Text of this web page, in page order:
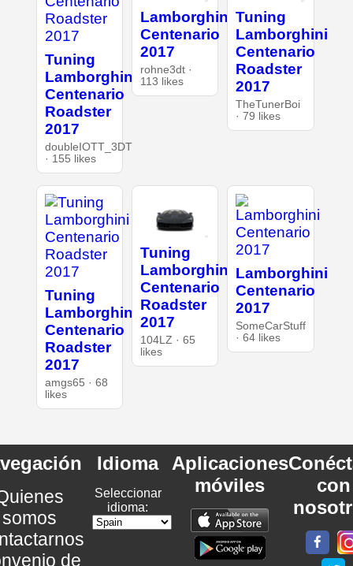
Tuning
Lamborghini
Centenario
Roadster
2017
doubleIOTT_3DT
· 155 likes
Lamborghini
Centenario
2017
rohne3dt ·
113 likes
Tuning
Lamborghini
Centenario
Roadster
2017
TheTunerBoi
· 79 likes
Tuning
Lamborghini
Centenario
Roadster
2017
amgs65 · 68
likes
Tuning
Lamborghini
Centenario
Roadster
2017
104LZ · 65
likes
Lamborghini
Centenario
2017
SomeCarStuff
· 64 likes
somos
de
Idioma
Seleccionar
idioma:
Aplicaciones
móviles
con